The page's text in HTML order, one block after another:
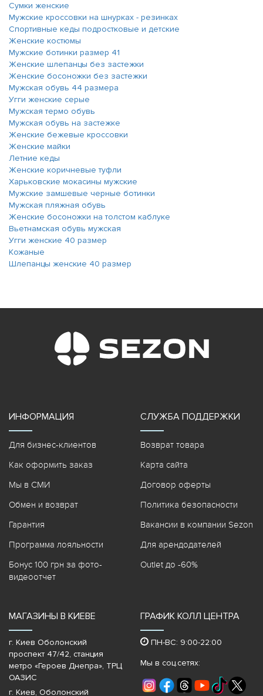
Сумки женские
Мужские кроссовки на шнурках - резинках
Спортивные кеды подростковые и детские
Женские костюмы
Мужские ботинки размер 41
Женские шлепанцы без застежки
Женские босоножки без застежки
Мужская обувь 44 размера
Угги женские серые
Мужская термо обувь
Мужская обувь на застежке
Женские бежевые кроссовки
Женские майки
Летние кеды
Женские коричневые туфли
Харьковские мокасины мужские
Мужские замшевые черные ботинки
Мужская пляжная обувь
Женские босоножки на толстом каблуке
Вьетнамская обувь мужская
Угги женские 40 размер
Кожаные
Шлепанцы женские 40 размер
ИНФОРМАЦИЯ
Для бизнес-клиентов
Как оформить заказ
Мы в СМИ
Обмен и возврат
Гарантия
Программа лояльности
Бонус 100 грн за фото-
видеоотчет
СЛУЖБА ПОДДЕРЖКИ
Возврат товара
Карта сайта
Договор оферты
Политика безопасности
Вакансии в компании Sezon
Для арендодателей
Outlet до -60%
МАГАЗИНЫ В КИЕВЕ
г. Киев Оболонский
проспект 47/42, станция
метро «Героев Днепра»‎, ТРЦ
ОАЗИС
г. Киев, Оболонский
ГРАФИК КОЛЛ ЦЕНТРА
ПН-ВС: 9:00-22:00
Мы в соц.сетях: